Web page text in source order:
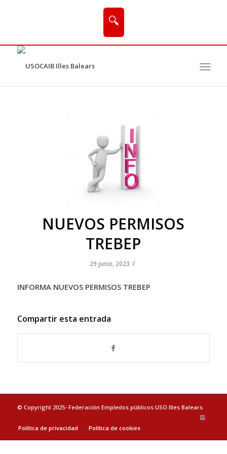
🔍
NUEVOS PERMISOS
TREBEP
29 junio, 2023 /
INFORMA NUEVOS PERMISOS TREBEP
Compartir esta entrada
© Copyright 2025- Federación Empledos públicos USO Illes Balears
Política de privacidad Política de cookies